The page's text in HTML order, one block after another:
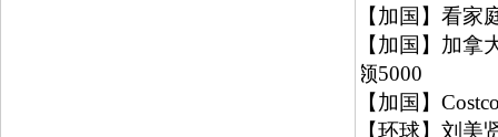
【加国】 看家
【加国】 加拿
领5000
【加国】
【环球】 刘美